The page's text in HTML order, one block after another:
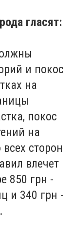
гласят:
и покос
на
покос
на
сторон
влечет
850 грн -
и 340 грн -